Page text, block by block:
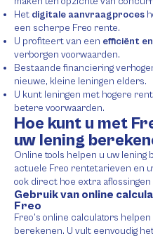
Het digitale aanvraagproces
een scherpe Freo rente.
U profiteert van een efficiënt
verborgen voorwaarden.
Bestaande financiering
nieuwe, kleine leningen elders.
U kunt leningen met hogere
betere voorwaarden.
Hoe kunt u met
uw lening
Online tools helpen u uw lening
actuele Freo rentetarieven en
ook direct hoe extra
Gebruik van online
Freo
Freo’s online calculators
berekenen. U vult eenvoudig